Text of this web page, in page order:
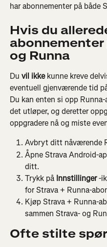
har abonnementer på både
Hvis du
og Runna
Du vil ikke kunne kreve
eventuell gjenværende tid
Du kan enten si opp
det utløper, og deretter
oppgradere nå og miste
Avbryt ditt nåværende
Åpne Strava Android-
ditt.
Trykk på Innstillinger -
for Strava + Runna-
Kjøp Strava + Runna-
sammen Strava- og
Ofte stilte